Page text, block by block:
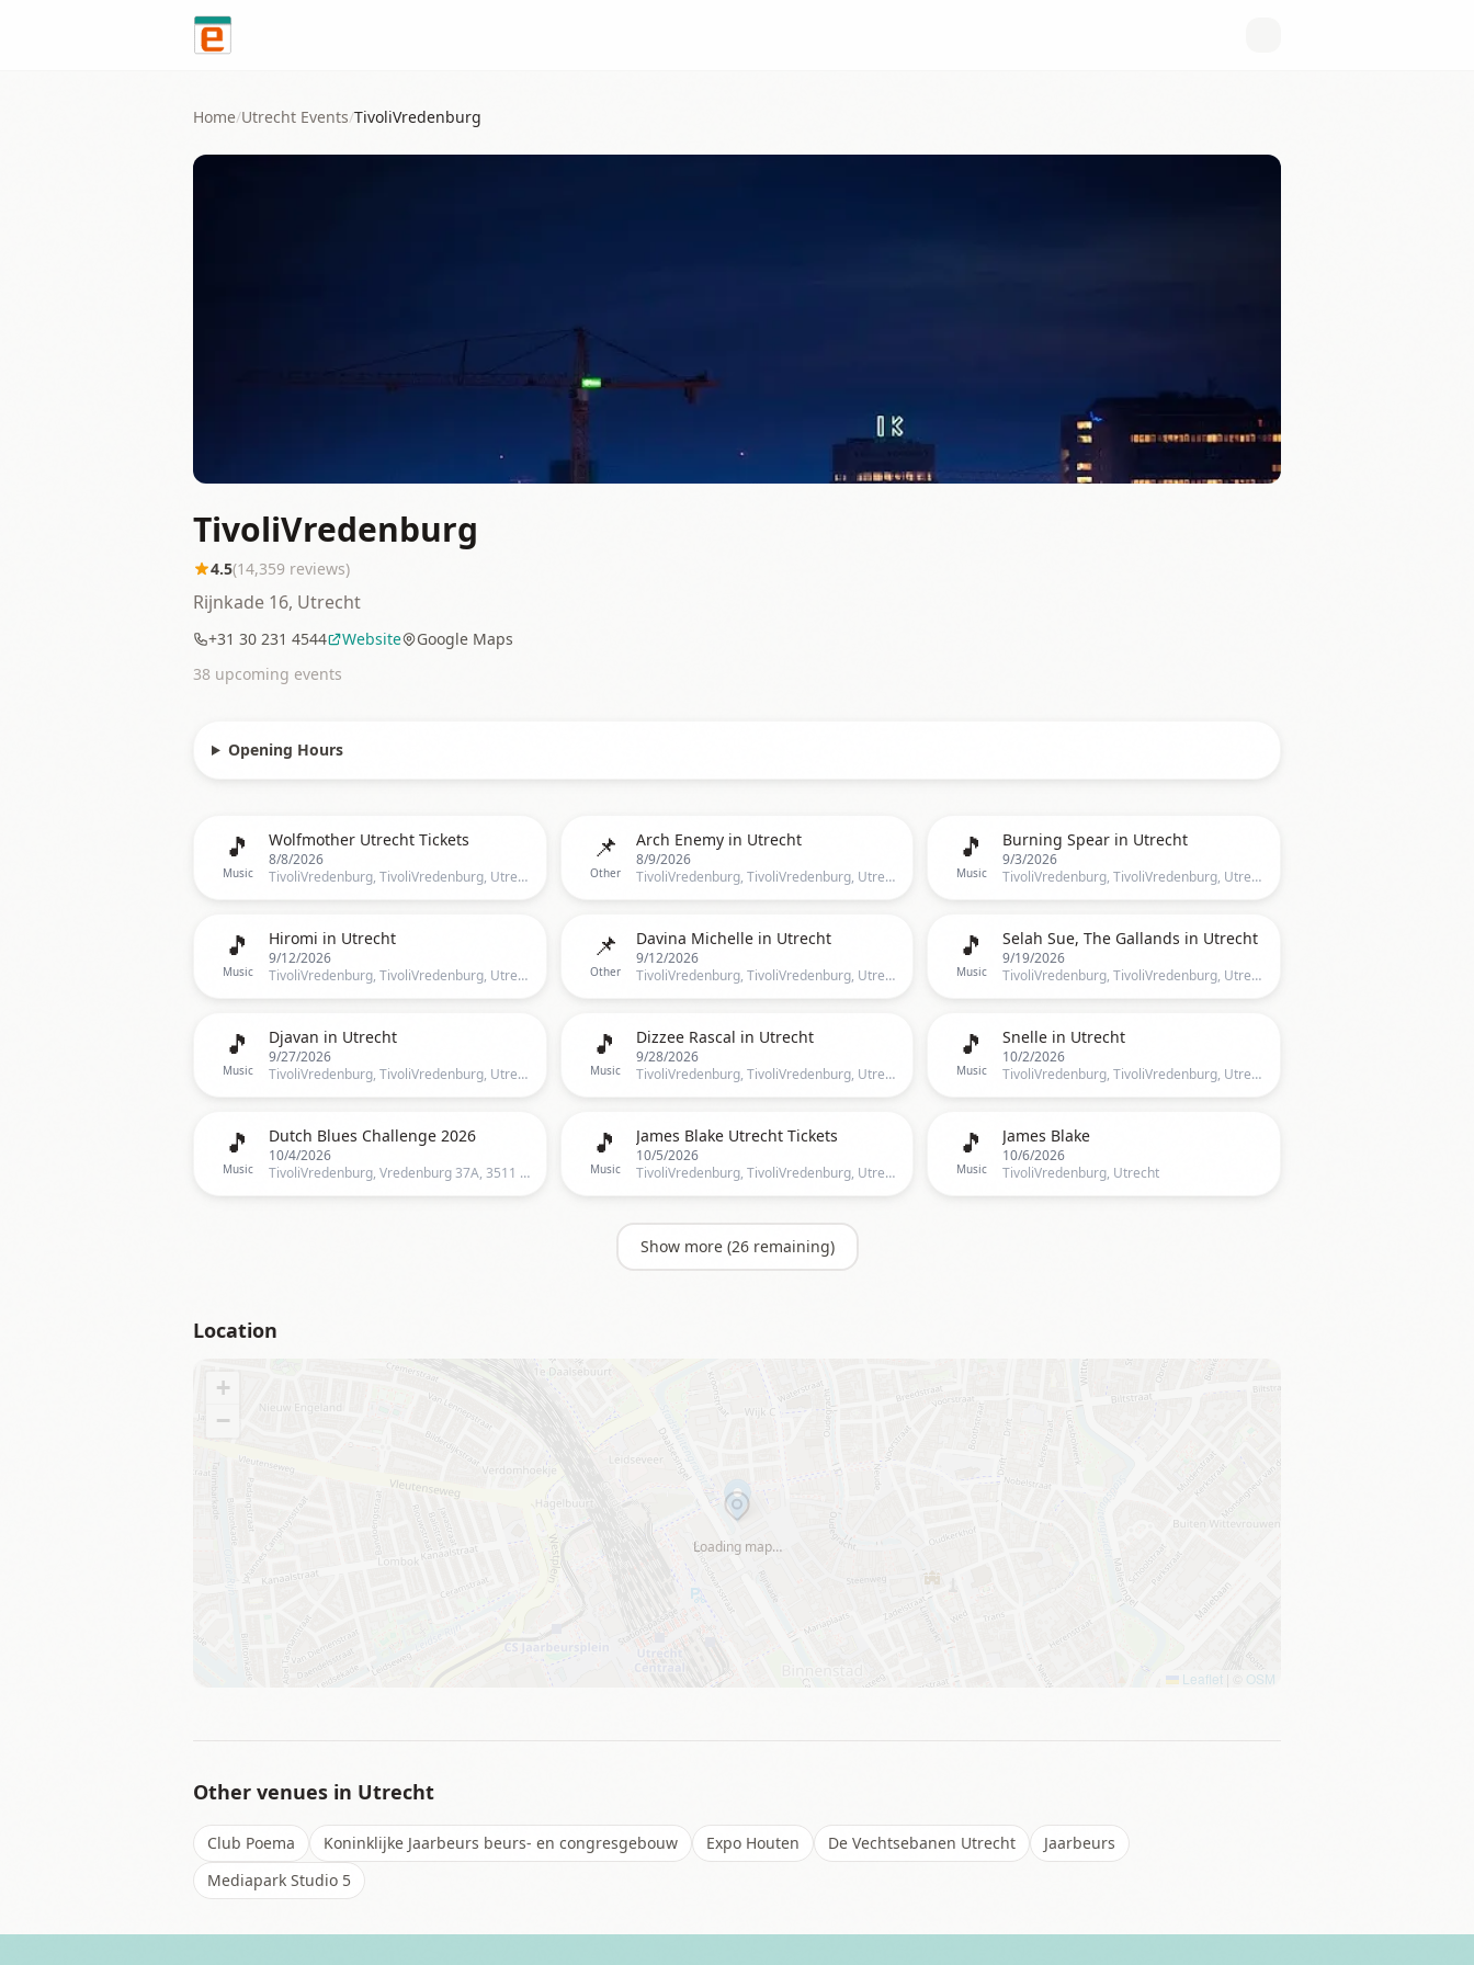
Home/Utrecht Events/TivoliVredenburg
TivoliVredenburg
4.5(14,359 reviews)
Rijnkade 16, Utrecht
+31 30 231 4544 Website
Google Maps
38 upcoming events
Opening Hours
🎵
Music
Wolfmother Utrecht Tickets
8/8/2026
TivoliVredenburg, TivoliVredenburg, Utrecht, Netherlands, Utrecht
📌
Other
Arch Enemy in Utrecht
8/9/2026
TivoliVredenburg, TivoliVredenburg, Utrecht, UT, Netherlands, Utrecht
🎵
Music
Burning Spear in Utrecht
9/3/2026
TivoliVredenburg, TivoliVredenburg, Utrecht, UT, Netherlands, Utrecht
🎵
Music
Hiromi in Utrecht
9/12/2026
TivoliVredenburg, TivoliVredenburg, Utrecht, UT, Netherlands, Utrecht
📌
Other
Davina Michelle in Utrecht
9/12/2026
TivoliVredenburg, TivoliVredenburg, Utrecht, UT, Netherlands, Utrecht
🎵
Music
Selah Sue, The Gallands in Utrecht
9/19/2026
TivoliVredenburg, TivoliVredenburg, Utrecht, UT, Netherlands, Utrecht
🎵
Music
Djavan in Utrecht
9/27/2026
TivoliVredenburg, TivoliVredenburg, Utrecht, UT, Netherlands, Utrecht
🎵
Music
Dizzee Rascal in Utrecht
9/28/2026
TivoliVredenburg, TivoliVredenburg, Utrecht, UT, Netherlands, Utrecht
🎵
Music
Snelle in Utrecht
10/2/2026
TivoliVredenburg, TivoliVredenburg, Utrecht, UT, Netherlands, Utrecht
🎵
Music
Dutch Blues Challenge 2026
10/4/2026
TivoliVredenburg, Vredenburg 37A, 3511 BD Utrecht, Nederland, Utrecht
🎵
Music
James Blake Utrecht Tickets
10/5/2026
TivoliVredenburg, TivoliVredenburg, Utrecht, Netherlands, Utrecht
🎵
Music
James Blake
10/6/2026
TivoliVredenburg, Utrecht
Show more (26remaining)
Location
Loading map…
+
−
Leaflet OSM
Other venues in Utrecht
Club Poema Koninklijke Jaarbeurs beurs- en congresgebouw Expo Houten De Vechtsebanen Utrecht
Jaarbeurs
Mediapark Studio 5